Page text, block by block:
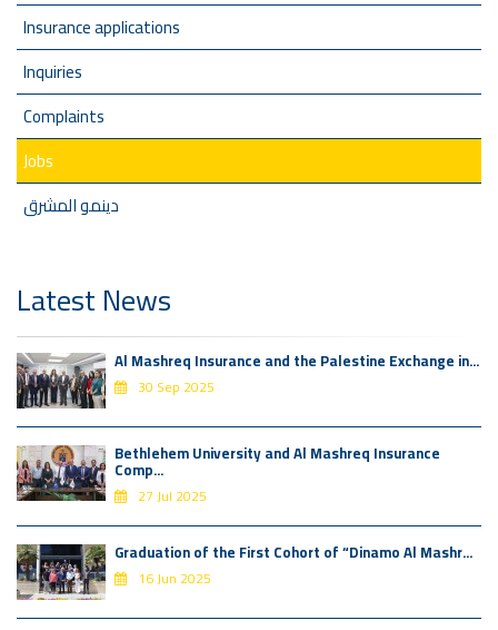
Insurance applications
Inquiries
Complaints
Jobs
دينمو المشرق
Latest News
Al Mashreq Insurance and the Palestine Exchange in...
30 Sep 2025
Bethlehem University and Al Mashreq Insurance
Comp...
27 Jul 2025
Graduation of the First Cohort of “Dinamo Al Mashr...
16 Jun 2025